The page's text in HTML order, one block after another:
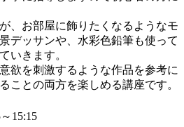
、お部屋に飾りたくなるようなモ
デッサンや、水彩色鉛筆も使って
いきます。
欲を刺激するような作品を参考に
ことの両方を楽しめる講座です。
15:15